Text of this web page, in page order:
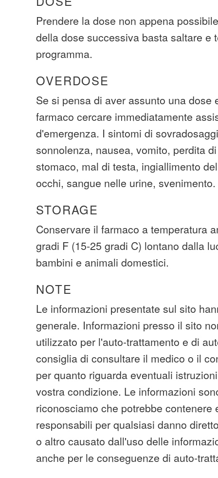
Prendere la dose non appena
della dose successiva basta saltare e
programma.
OVERDOSE
Se si pensa di aver assunto una dose
farmaco cercare immediatamente
d'emergenza. I sintomi di
sonnolenza, nausea, vomito, perdita
stomaco, mal di testa, ingiallimento
occhi, sangue nelle urine, svenimento.
STORAGE
Conservare il farmaco a temperatura
gradi F (15-25 gradi C) lontano dalla
bambini e animali domestici.
NOTE
Le informazioni presentate sul sito
generale. Informazioni presso il sito
utilizzato per l'auto-trattamento e di
consiglia di consultare il medico o il
per quanto riguarda eventuali
vostra condizione. Le informazioni
riconosciamo che potrebbe contenere
responsabili per qualsiasi danno
o altro causato dall'uso delle
anche per le conseguenze di auto-